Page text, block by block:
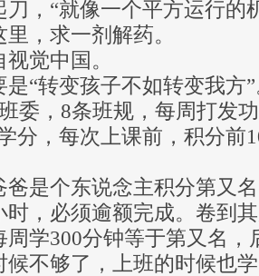
刀，“就像一个平方运行的
，求一剂解药。
觉中国。
是“转变孩子不如转变我方
委，8条班规，每周打发
分，每次上课前，积分前
爸是个东说念主积分第又
时，必须逾额完成。卷到
周学300分钟等于第又名，
候不够了，上班的时候也